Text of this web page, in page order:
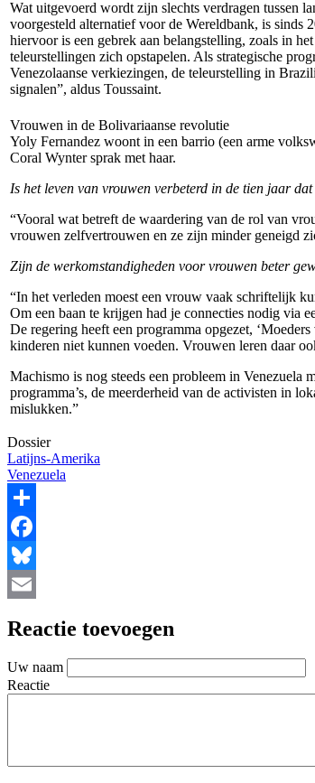
Wat uitgevoerd wordt zijn slechts verdragen tussen
voorgesteld alternatief voor de Wereldbank, is sinds
hiervoor is een gebrek aan belangstelling, zoals in
teleurstellingen zich opstapelen. Als strategische
Venezolaanse verkiezingen, de teleurstelling in
signalen”, aldus Toussaint.
Vrouwen in de Bolivariaanse revolutie
Yoly Fernandez woont in een barrio (een arme
Coral Wynter sprak met haar.
Is het leven van vrouwen verbeterd in de tien jaar
“Vooral wat betreft de waardering van de rol van
vrouwen zelfvertrouwen en ze zijn minder geneigd
Zijn de werkomstandigheden voor vrouwen beter
“In het verleden moest een vrouw vaak schriftelijk
Om een baan te krijgen had je connecties nodig via
De regering heeft een programma opgezet,
kinderen niet kunnen voeden. Vrouwen leren daar
Machismo is nog steeds een probleem in
programma’s, de meerderheid van de activisten in
mislukken.”
Dossier
Latijns-Amerika
Venezuela
Share
Facebook
Bluesky
Reactie toevoegen
Uw naam
Reactie